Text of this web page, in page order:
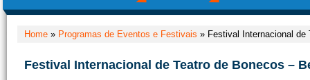
Home » Programas de Eventos e Festivais » Festival Internacional
Festival Internacional de Teatro de Bonecos –